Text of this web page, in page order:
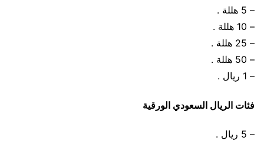
– 5 هللة .
– 10 هللة .
– 25 هللة .
– 50 هللة .
– 1 ريال .
فئات الريال السعودي الورقية
– 5 ريال .